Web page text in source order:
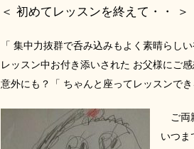
＜ 初めてレッスンを終えて・・ ＞
「 集中力抜群で呑み込みもよく素晴らし
レッスン中お付き添いされた お父様にご
意外にも？「 ちゃんと座ってレッスンで
ご両
いつま